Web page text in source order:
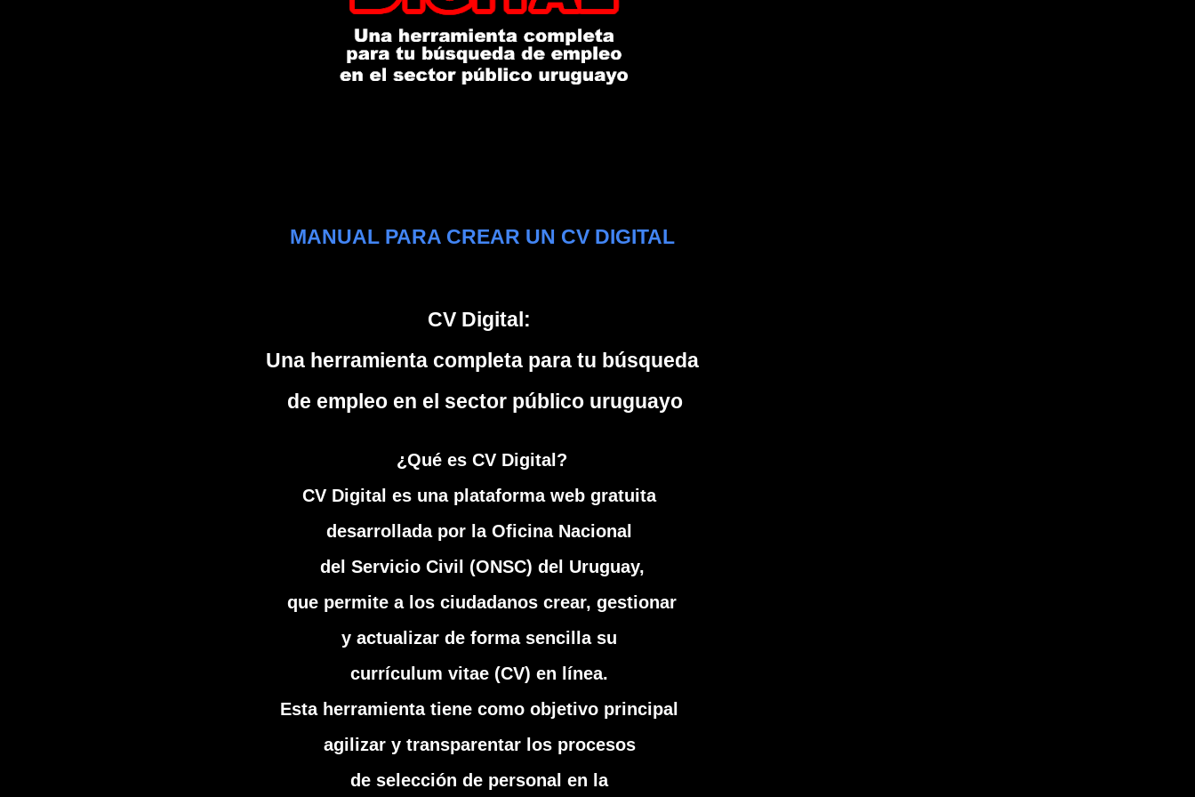
MANUAL PARA CREAR UN CV DIGITAL
CV Digital:
Una herramienta completa para tu búsqueda
de empleo en el sector público uruguayo
¿Qué es CV Digital?
CV Digital es una plataforma web gratuita
desarrollada por la Oficina Nacional
del Servicio Civil (ONSC) del Uruguay,
que permite a los ciudadanos crear, gestionar
y actualizar de forma sencilla su
currículum vitae (CV) en línea.
Esta herramienta tiene como objetivo principal
agilizar y transparentar los procesos
de selección de personal en la